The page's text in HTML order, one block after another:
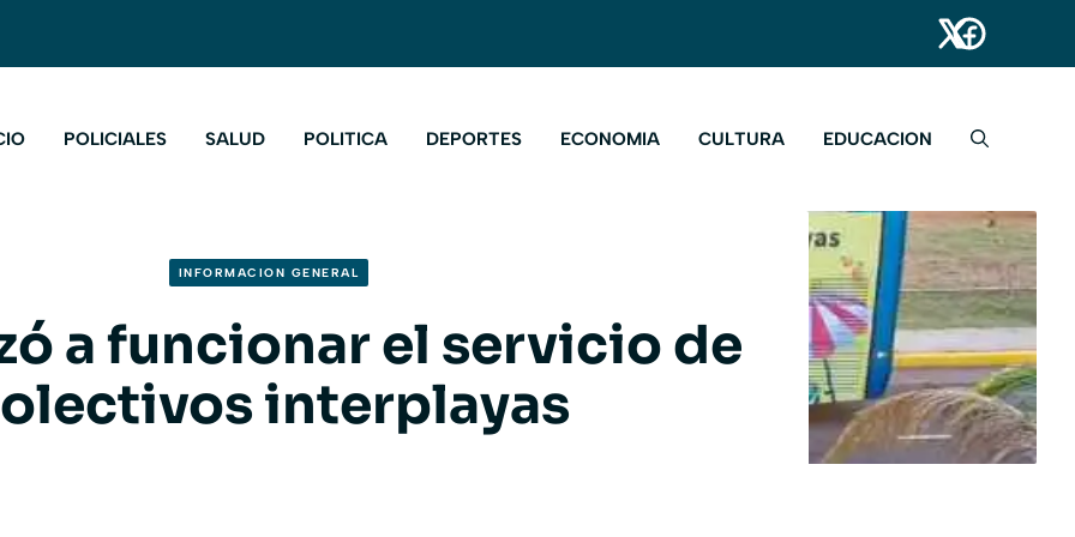
POLICIALES SALUD POLITICA DEPORTES ECONOMIA CULTURA EDUCACION
INFORMACION GENERAL
a funcionar el servicio de
interplayas